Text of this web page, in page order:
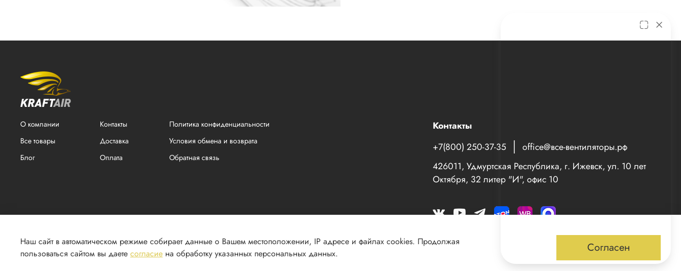
О компании
Все товары
Блог
Контакты
Доставка
Оплата
Политика конфиденциальности
Условия обмена и возврата
Обратная связь
Контакты
+7(800) 250-37-35
office@все-вентиляторы.рф
426011, Удмуртская Республика, г. Ижевск, ул. 10 лет
Октября, 32 литер "И", офис 10
2026 г. © Все права защищены. ООО "КРАФТ". ИНН 1831174030 КПП 184001001 ОГРН 1151831003609
Наш сайт в автоматическом режиме собирает данные о Вашем местоположении, IP адресе и файлах cookies. Продолжая
пользоваться сайтом вы даете согласие на обработку указанных персональных данных. Согласен